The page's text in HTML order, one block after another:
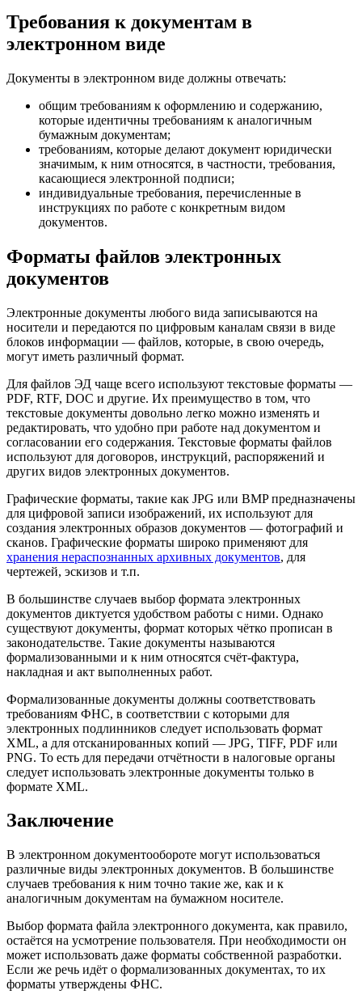
Требования к документам в
электронном виде
Документы в электронном виде должны отвечать:
общим требованиям к оформлению и содержанию,
которые идентичны требованиям к аналогичным
бумажным документам;
требованиям, которые делают документ юридически
значимым, к ним относятся, в частности, требования,
касающиеся электронной подписи;
индивидуальные требования, перечисленные в
инструкциях по работе с конкретным видом
документов.
Форматы файлов электронных
документов
Электронные документы любого вида записываются на
носители и передаются по цифровым каналам связи в виде
блоков информации — файлов, которые, в свою очередь,
могут иметь различный формат.
Для файлов ЭД чаще всего используют текстовые форматы —
PDF, RTF, DOC и другие. Их преимущество в том, что
текстовые документы довольно легко можно изменять и
редактировать, что удобно при работе над документом и
согласовании его содержания. Текстовые форматы файлов
используют для договоров, инструкций, распоряжений и
других видов электронных документов.
Графические форматы, такие как JPG или BMP предназначены
для цифровой записи изображений, их используют для
создания электронных образов документов — фотографий и
сканов. Графические форматы широко применяют для
хранения нераспознанных архивных документов, для
чертежей, эскизов и т.п.
В большинстве случаев выбор формата электронных
документов диктуется удобством работы с ними. Однако
существуют документы, формат которых чётко прописан в
законодательстве. Такие документы называются
формализованными и к ним относятся счёт-фактура,
накладная и акт выполненных работ.
Формализованные документы должны соответствовать
требованиям ФНС, в соответствии с которыми для
электронных подлинников следует использовать формат
XML, а для отсканированных копий — JPG, TIFF, PDF или
PNG. То есть для передачи отчётности в налоговые органы
следует использовать электронные документы только в
формате XML.
Заключение
В электронном документообороте могут использоваться
различные виды электронных документов. В большинстве
случаев требования к ним точно такие же, как и к
аналогичным документам на бумажном носителе.
Выбор формата файла электронного документа, как правило,
остаётся на усмотрение пользователя. При необходимости он
может использовать даже форматы собственной разработки.
Если же речь идёт о формализованных документах, то их
форматы утверждены ФНС.